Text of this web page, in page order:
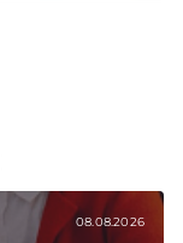
08.08.2026